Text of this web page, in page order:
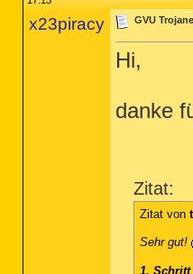
x23piracy GVU
Hi,
danke
Zitat:
Zitat von
Sehr gut!
1. Schritt